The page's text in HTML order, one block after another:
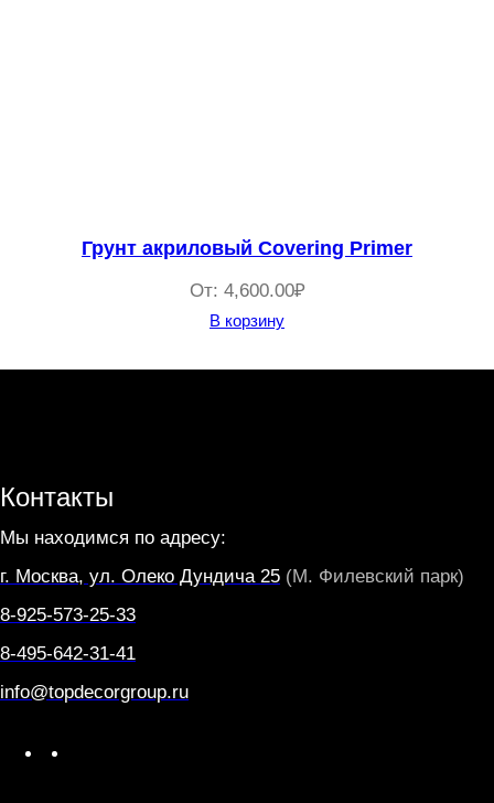
Грунт акриловый Covering Primer
От: 4,600.00₽
В корзину
Контакты
Мы находимся по адресу:
г. Москва, ул. Олеко Дундича 25 (М. Филевский парк)
8-925-573-25-33
8-495-642-31-41
info@topdecorgroup.ru